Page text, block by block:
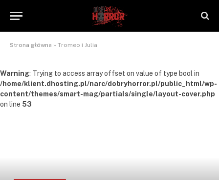
Strona główna » Tromeo i Julia
Warning: Trying to access array offset on value of type bool in
/home/klient.dhosting.pl/narc/dobryhorror.pl/public_html/wp-
content/themes/smart-mag/partials/single/layout-cover.php
on line 53